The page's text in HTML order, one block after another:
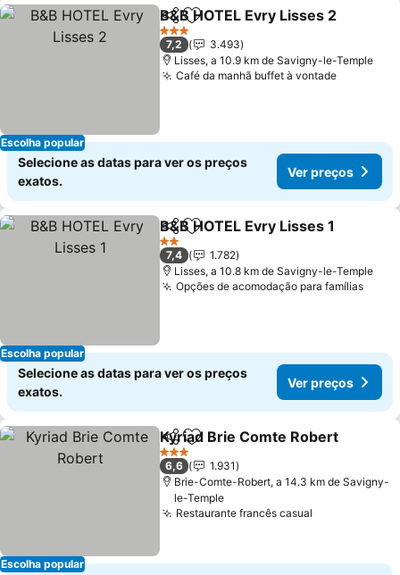
Escolha popular
PartilharAdicionar aos favoritos
B&B HOTEL Evry Lisses 2
3 Estrelas
7,2
3.493
Lisses, a 10.9 km de Savigny-le-Temple
Café da manhã buffet à vontadeVer
Selecione as datas para ver os preços
exatos.
Ver preços
Escolha popular
PartilharAdicionar aos favoritos
B&B HOTEL Evry Lisses 1
2 Estrelas
7,4
1.782
Lisses, a 10.8 km de Savigny-le-Temple
Opções de acomodação para famíliasVer
Selecione as datas para ver os preços
exatos.
Ver preços
Escolha popular
PartilharAdicionar aos favoritos
Kyriad Brie Comte Robert
3 Estrelas
6,6
1.931
Brie-Comte-Robert, a 14.3 km de Savigny-
le-Temple
Restaurante francês casual